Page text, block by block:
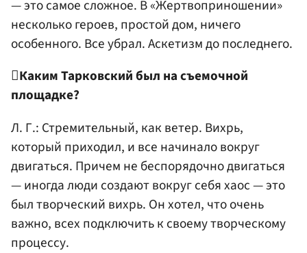
— это самое сложное. В «Жертвоприношении»
несколько героев, простой дом, ничего
особенного. Все убрал. Аскетизм до последнего.
Каким Тарковский был на съемочной
площадке?
Л. Г.: Стремительный, как ветер. Вихрь,
который приходил, и все начинало вокруг
двигаться. Причем не беспорядочно двигаться
— иногда люди создают вокруг себя хаос — это
был творческий вихрь. Он хотел, что очень
важно, всех подключить к своему творческому
процессу.